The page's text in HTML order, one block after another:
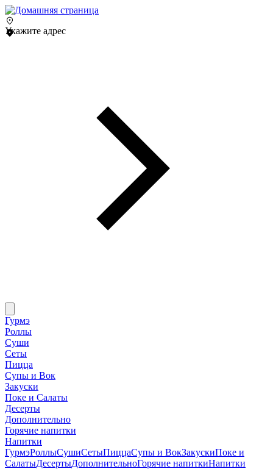
Укажите адрес
Гурмэ
Роллы
Суши
Сеты
Пицца
Супы и Вок
Закуски
Поке и Салаты
Десерты
Дополнительно
Горячие напитки
Напитки
ГурмэРоллыСушиСетыПиццаСупы и ВокЗакускиПоке и
СалатыДесертыДополнительноГорячие напиткиНапитки